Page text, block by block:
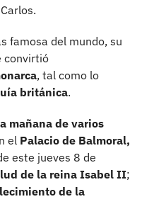
famosa del mundo, su
convirtió
, tal como lo
británica.
mañana de varios
el Palacio de Balmoral,
este jueves 8 de
de la reina Isabel II;
de la